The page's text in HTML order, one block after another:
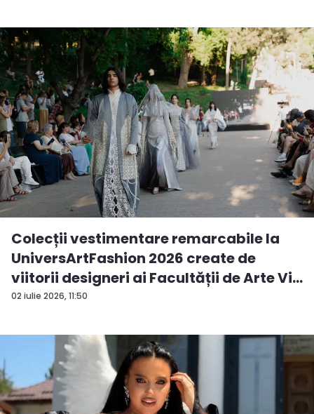
02 iulie 2026, 11:50
Colecții vestimentare remarcabile la
UniversArtFashion 2026 create de
viitorii designeri ai Facultății de Arte Vi...